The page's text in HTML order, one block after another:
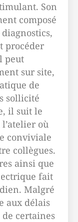
Son
composé
procéder
peut
sur site,
de
sollicité
il suit le
où
conviviale
collègues.
ainsi que
fait
Malgré
aux délais
de certaines